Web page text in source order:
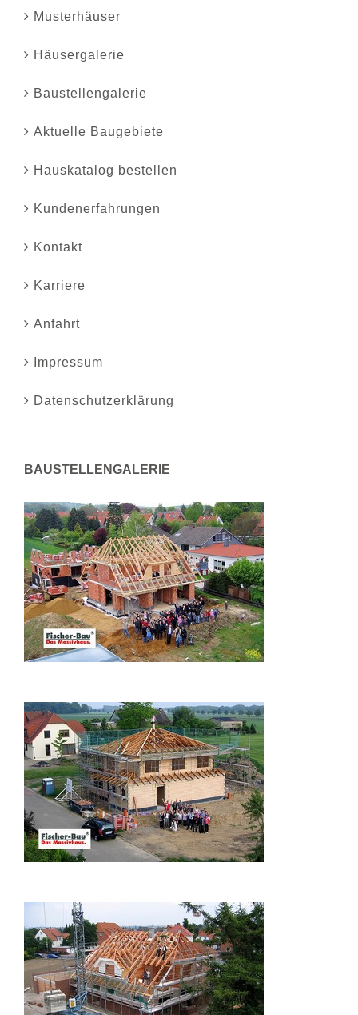
Musterhäuser
Häusergalerie
Baustellengalerie
Aktuelle Baugebiete
Hauskatalog bestellen
Kundenerfahrungen
Kontakt
Karriere
Anfahrt
Impressum
Datenschutzerklärung
BAUSTELLENGALERIE